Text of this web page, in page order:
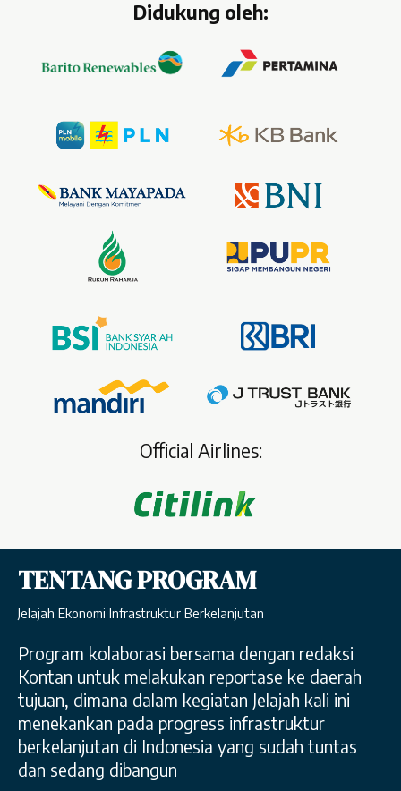
Didukung oleh:
Official Airlines:
TENTANG PROGRAM
Jelajah Ekonomi Infrastruktur Berkelanjutan
Program kolaborasi bersama dengan redaksi
Kontan untuk melakukan reportase ke daerah
tujuan, dimana dalam kegiatan Jelajah kali ini
menekankan pada progress infrastruktur
berkelanjutan di Indonesia yang sudah tuntas
dan sedang dibangun